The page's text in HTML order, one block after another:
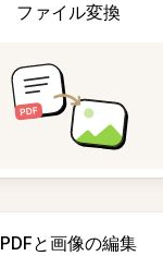
ファイル変換
PDFと画像の編集